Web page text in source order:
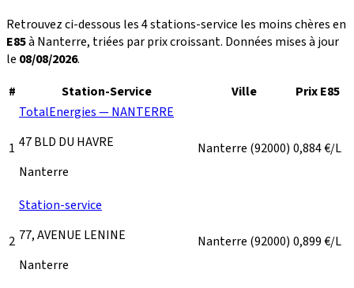
Retrouvez ci-dessous les 4 stations-service les moins chères en
E85à Nanterre, triées par prix croissant. Données mises à jour
le 08/08/2026.
#
Station-Service Ville Prix E85
1
TotalEnergies — NANTERRE
47 BLD DU HAVRE
Nanterre
Nanterre (92000) 0,884€/L
2
Station-service
77, AVENUE LENINE
Nanterre
Nanterre (92000) 0,899€/L